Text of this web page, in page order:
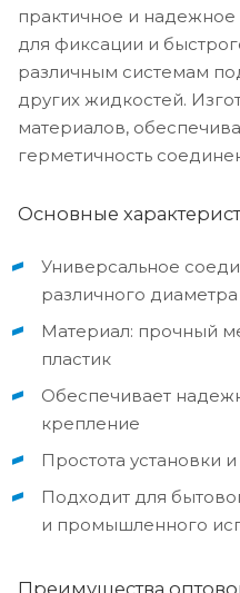
практичное и
для фиксации и
различным системам
других жидкостей.
материалов,
герметичность
Основные
Универсальное
различного диаметра
Материал: прочный
пластик
Обеспечивает
крепление
Простота установки
Подходит для
и промышленного
Преимущества